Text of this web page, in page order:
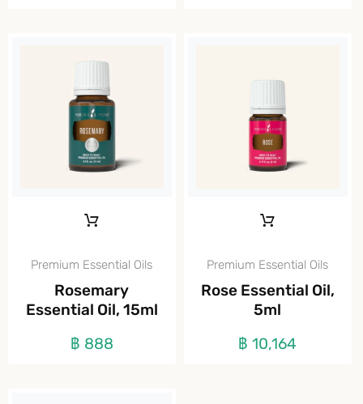
Premium Essential Oils
Rosemary
Essential Oil, 15ml
฿ 888
Premium Essential Oils
Rose Essential Oil,
5ml
฿ 10,164